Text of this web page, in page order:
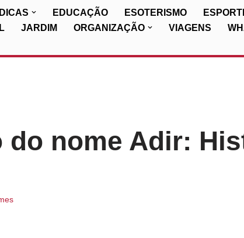
DICAS EDUCAÇÃO ESOTERISMO
JARDIM ORGANIZAÇÃO VIAGENS
do nome Adir: